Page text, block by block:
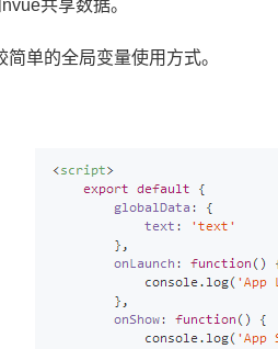
共享数据。
单的全局变量使用方式。